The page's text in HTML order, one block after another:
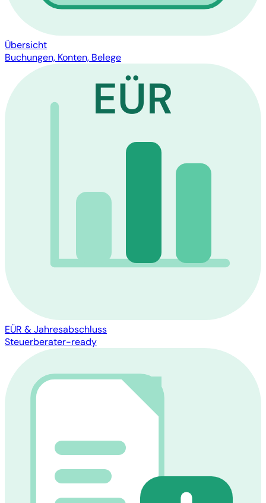
Übersicht
Buchungen, Konten, Belege
EÜR
EÜR & Jahresabschluss
Steuerberater-ready